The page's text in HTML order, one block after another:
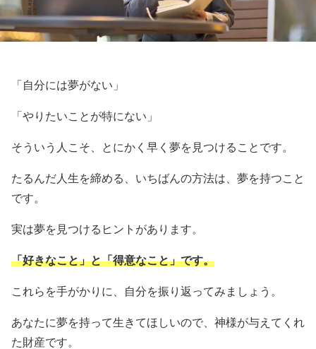
「自分には夢がない」
「やりたいことが特にない」
そういう人こそ、とにかく早く夢を見つけることです。
たるんだ人生を締める、いちばんの方法は、夢を持つこと
です。
実は夢を見つけるヒントがあります。
「好きなこと」と「得意なこと」です。
これらを手がかりに、自分を振り返ってみましょう。
あなたに夢を持って生きてほしいので、神様が与えてくれ
た財産です。